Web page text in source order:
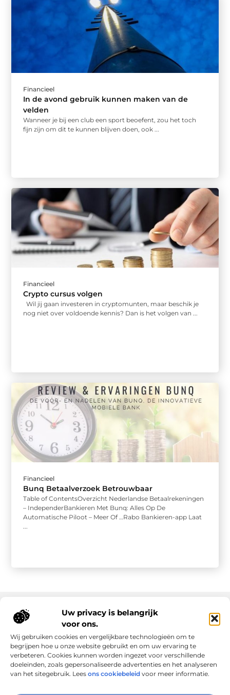
Uw privacy is belangrijk
voor ons.
Wij gebruiken cookies en vergelijkbare technologieën om te
begrijpen hoe u onze website gebruikt en om uw ervaring te
verbeteren. Cookies kunnen worden ingezet voor verschillende
doeleinden, zoals gepersonaliseerde advertenties en het analyseren
van het sitegebruik. Lees ons cookiebeleid voor meer informatie.
Financieel
In de avond gebruik kunnen maken van de
velden
Wanneer je bij een club een sport beoefent, zou het toch
fijn zijn om dit te kunnen blijven doen, ook ...
Financieel
Crypto cursus volgen
Wil jij gaan investeren in cryptomunten, maar beschik je
nog niet over voldoende kennis? Dan is het volgen van ...
Financieel
Bunq Betaalverzoek Betrouwbaar
Table of ContentsOverzicht Nederlandse Betaalrekeningen
– IndependerBankieren Met Bunq: Alles Op De
Automatische Piloot – Meer Of …Rabo Bankieren-app Laat
...
Onze informatie